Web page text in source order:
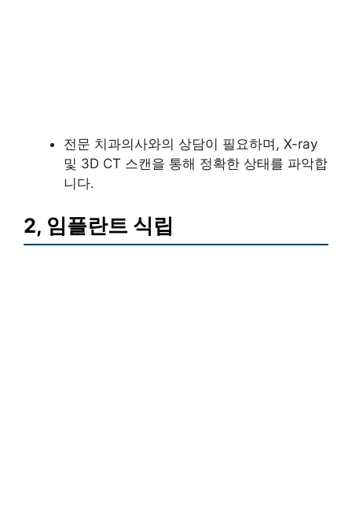
전문 치과의사와의 상담이 필요하며, X-ray
및 3D CT 스캔을 통해 정확한 상태를 파악합
니다.
2, 임플란트 식립